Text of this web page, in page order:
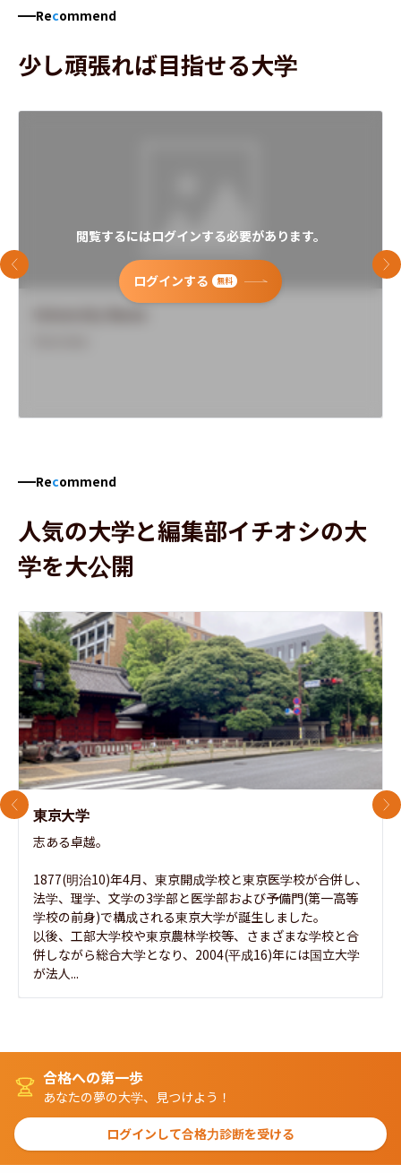
Recommend
少し頑張れば目指せる大学
閲覧するにはログインする必要があります。
ログインする 無料
前のスライド 次
Recommend
人気の大学と編集部イチオシの大
学を大公開
東京大学
志ある卓越。
1877(明治10)年4月、東京開成学校と東京医学校が合併し、
法学、理学、文学の3学部と医学部および予備門(第一高等
学校の前身)で構成される東京大学が誕生しました。
以後、工部大学校や東京農林学校等、さまざまな学校と合
併しながら総合大学となり、2004(平成16)年には国立大学
が法人...
前のスライド 次
合格への第一歩
あなたの夢の大学、見つけよう！
ログインして合格力診断を受ける